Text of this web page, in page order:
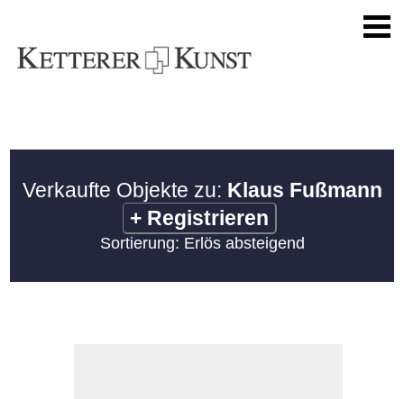
Verkaufte Objekte zu: Klaus Fußmann
+ Registrieren
Sortierung: Erlös absteigend